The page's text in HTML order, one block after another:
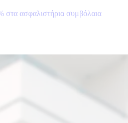
στα ασφαλιστήρια συμβόλαια